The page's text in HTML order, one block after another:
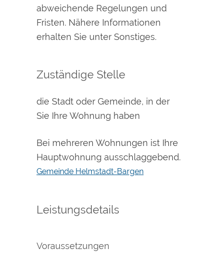
abweichende Regelungen und
Fristen. Nähere Informationen
erhalten Sie unter Sonstiges.
Zuständige Stelle
die Stadt oder Gemeinde, in der
Sie Ihre Wohnung haben
Bei mehreren Wohnungen ist Ihre
Hauptwohnung ausschlaggebend.
Gemeinde Helmstadt-Bargen
Leistungsdetails
Voraussetzungen